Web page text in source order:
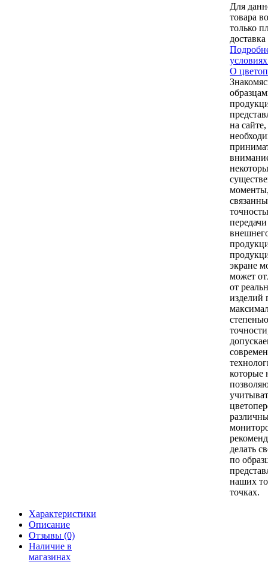
Для
товара
только
доставка
О
на сайте,
экране
может
от
изделий
степенью
которые
делать
по
наших
точках.
Характеристики
Описание
Отзывы (0)
Наличие в
магазинах